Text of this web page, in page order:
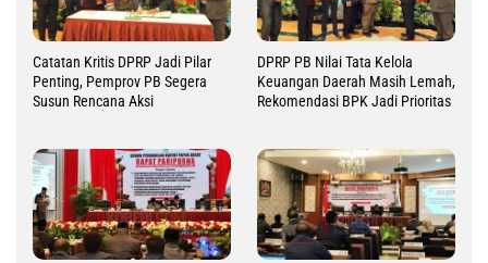
Catatan Kritis DPRP Jadi Pilar
Penting, Pemprov PB Segera
Susun Rencana Aksi
DPRP PB Nilai Tata Kelola
Keuangan Daerah Masih Lemah,
Rekomendasi BPK Jadi Prioritas